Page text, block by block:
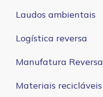
Laudos ambientais
Logística reversa
Manufatura Reversa
Materiais recicláveis